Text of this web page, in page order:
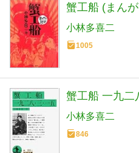
蟹工船 (まん
小林多喜二
1005
蟹工船 一九二
小林多喜二
846